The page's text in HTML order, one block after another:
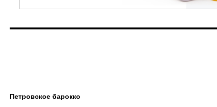
Петровское барокко